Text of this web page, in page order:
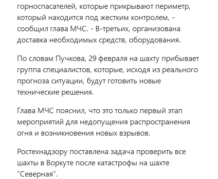
горноспасателей, которые прикрывают периметр,
который находится под жестким контролем, -
сообщил глава МЧС. - В-третьих, организована
доставка необходимых средств, оборудования.
По словам Пучкова, 29 февраля на шахту прибывает
группа специалистов, которые, исходя из реального
прогноза ситуации, будут готовить новые
технические решения.
Глава МЧС пояснил, что это только первый этап
мероприятий для недопущения распространения
огня и возникновения новых взрывов.
Ростехнадзору поставлена задача проверить все
шахты в Воркуте после катастрофы на шахте
"Северная".